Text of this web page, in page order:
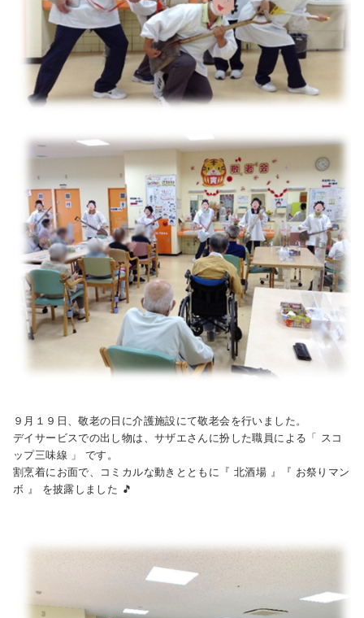
９月１９日、敬老の日に介護施設にて敬老会を行いました。
デイサービスでの出し物は、サザエさんに扮した職員による「 スコ
ップ三味線 」 です。
割烹着にお面で、コミカルな動きとともに『 北酒場 』『 お祭りマン
ボ 』 を披露しました 🎵